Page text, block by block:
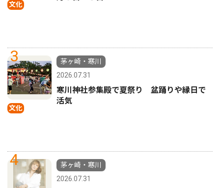
文化
3
文化
茅ヶ崎・寒川
2026.07.31
寒川神社参集殿で夏祭り 盆踊りや縁日で
活気
4
茅ヶ崎・寒川
2026.07.31